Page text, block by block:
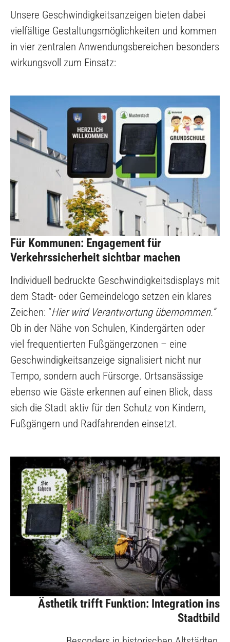
Unsere Geschwindigkeitsanzeigen bieten dabei
vielfältige Gestaltungsmöglichkeiten und kommen
in vier zentralen Anwendungsbereichen besonders
wirkungsvoll zum Einsatz:
Für Kommunen: Engagement für
Verkehrssicherheit sichtbar machen
Individuell bedruckte Geschwindigkeitsdisplays mit
dem Stadt- oder Gemeindelogo setzen ein klares
Zeichen: “Hier wird Verantwortung übernommen.”
Ob in der Nähe von Schulen, Kindergärten oder
viel frequentierten Fußgängerzonen – eine
Geschwindigkeitsanzeige signalisiert nicht nur
Tempo, sondern auch Fürsorge. Ortsansässige
ebenso wie Gäste erkennen auf einen Blick, dass
sich die Stadt aktiv für den Schutz von Kindern,
Fußgängern und Radfahrenden einsetzt.
Ästhetik trifft Funktion: Integration ins
Stadtbild